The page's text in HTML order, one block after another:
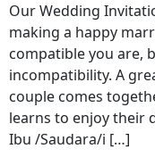
Our Wedding
making a happy
compatible you are,
incompatibility. A
couple comes
learns to enjoy their
Ibu /Saudara/i […]